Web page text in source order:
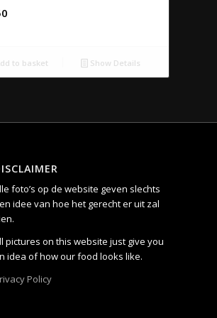
to basket Show Details
foto’s op de website geven slechts
idee van hoe het gerecht er uit zal
pictures on this website just give you
idea of how our food looks like.
Policy